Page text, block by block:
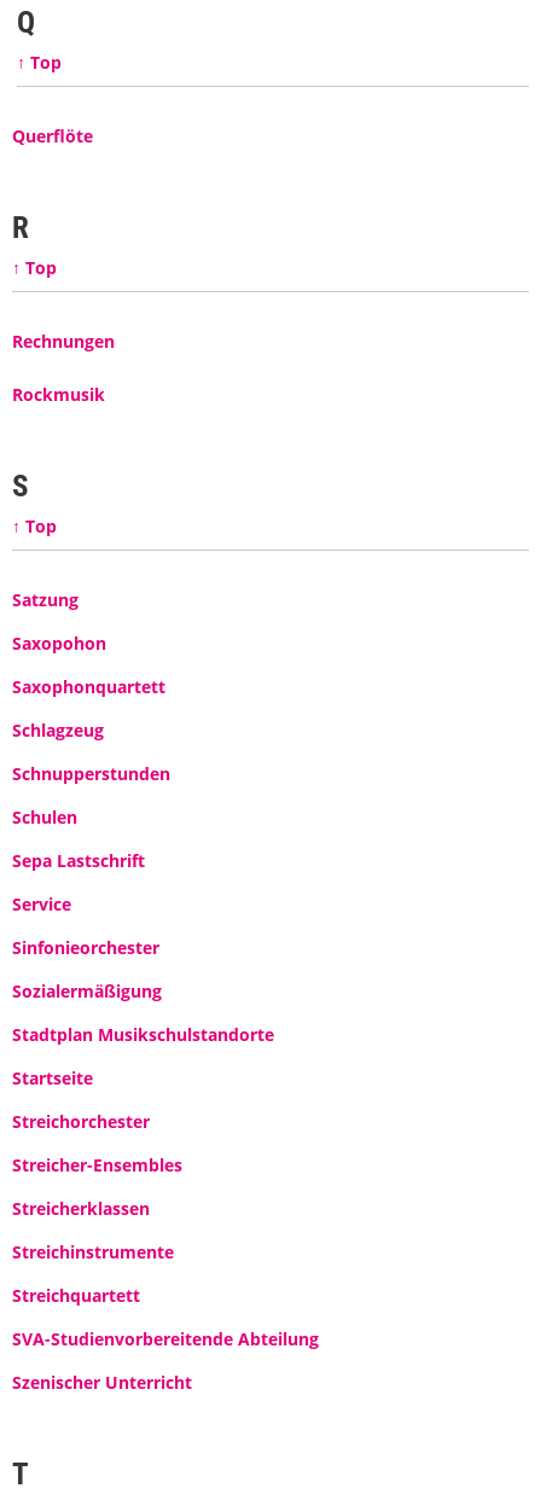
Q
↑ Top
Querflöte
R
↑ Top
Rechnungen
Rockmusik
S
↑ Top
Satzung
Saxopohon
Saxophonquartett
Schlagzeug
Schnupperstunden
Schulen
Sepa Lastschrift
Service
Sinfonieorchester
Sozialermäßigung
Stadtplan Musikschulstandorte
Startseite
Streichorchester
Streicher-Ensembles
Streicherklassen
Streichinstrumente
Streichquartett
SVA-Studienvorbereitende Abteilung
Szenischer Unterricht
T